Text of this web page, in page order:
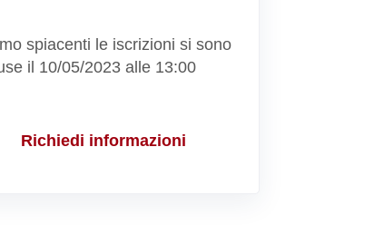
spiacenti le iscrizioni si sono
il 10/05/2023 alle 13:00
Richiedi informazioni